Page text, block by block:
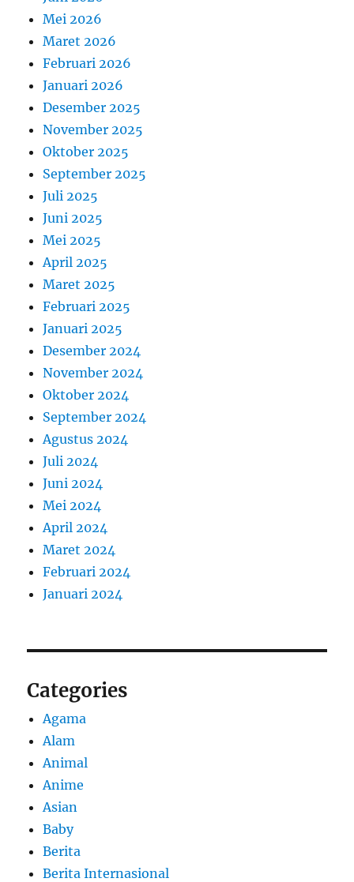
Mei 2026
Maret 2026
Februari 2026
Januari 2026
Desember 2025
November 2025
Oktober 2025
September 2025
Juli 2025
Juni 2025
Mei 2025
April 2025
Maret 2025
Februari 2025
Januari 2025
Desember 2024
November 2024
Oktober 2024
September 2024
Agustus 2024
Juli 2024
Juni 2024
Mei 2024
April 2024
Maret 2024
Februari 2024
Januari 2024
Categories
Agama
Alam
Animal
Anime
Asian
Baby
Berita
Berita Internasional